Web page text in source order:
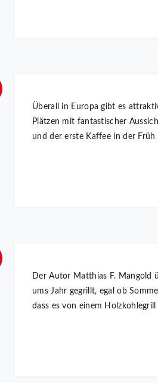
Überall in Europa gibt es
Plätzen mit fantastischer
und der erste Kaffee in der
Der Autor Matthias F. Mangold
ums Jahr gegrillt, egal ob
dass es von einem